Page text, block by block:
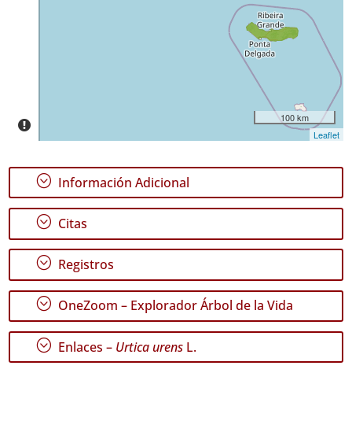
P2
Rango
de
Fechas
GBIF -
Ocurrencias
🔗 GBIF
100 km
Leaflet
; Información Adicional
; Citas
; Registros
; OneZoom – Explorador Árbol de la Vida
; Enlaces – Urtica urens L.